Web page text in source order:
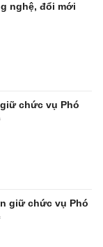
nghệ, đổi mới
chức vụ Phó
giữ chức vụ Phó